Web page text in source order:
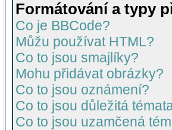
Formátování a typy
Co je BBCode?
Můžu používat HTML?
Co to jsou smajlíky?
Mohu přidávat obrázky?
Co to jsou oznámení?
Co to jsou důležitá
Co to jsou uzamčená